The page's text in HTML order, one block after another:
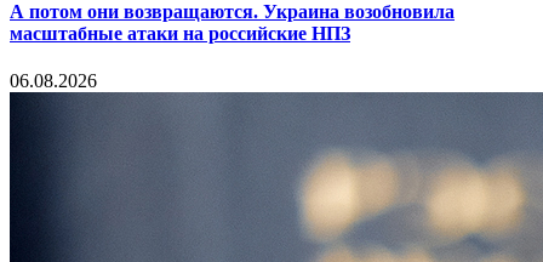
А потом они возвращаются. Украина возобновила
масштабные атаки на российские НПЗ
06.08.2026